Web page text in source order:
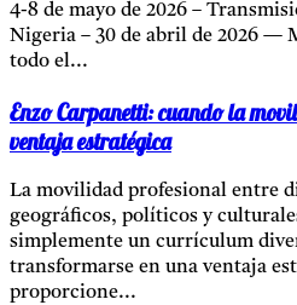
4-8 de mayo de 2026 –
Nigeria – 30 de abril de 2026 —
todo el...
Enzo Carpanetti: cuando la
ventaja estratégica
La movilidad profesional entre
geográficos, políticos y
simplemente un currículum
transformarse en una ventaja
proporcione...